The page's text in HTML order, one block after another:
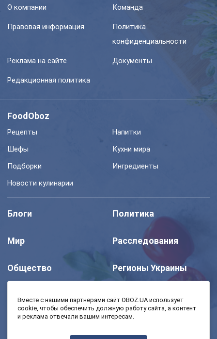
О компании Команда
Правовая информация
Политика
конфиденциальности
Реклама на сайте Документы
Редакционная политика
FoodOboz
Рецепты
Напитки
Шефы
Кухни мира
Подборки
Ингредиенты
Новости кулинарии
Блоги Политика
Мир Расследования
Общество Регионы Украины
Шоу Спорт
Моя школа Авто
Вместе с нашими партнерами сайт OBOZ.UA использует
cookie, чтобы обеспечить должную работу сайта, а контент
и реклама отвечали вашим интересам.